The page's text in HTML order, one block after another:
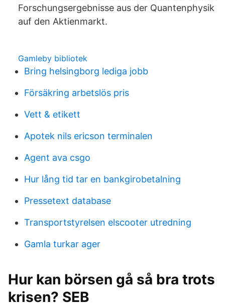
Forschungsergebnisse aus der Quantenphysik
auf den Aktienmarkt.
Gamleby bibliotek
Bring helsingborg lediga jobb
Försäkring arbetslös pris
Vett & etikett
Apotek nils ericson terminalen
Agent ava csgo
Hur lång tid tar en bankgirobetalning
Pressetext database
Transportstyrelsen elscooter utredning
Gamla turkar ager
Hur kan börsen gå så bra trots
krisen? SEB